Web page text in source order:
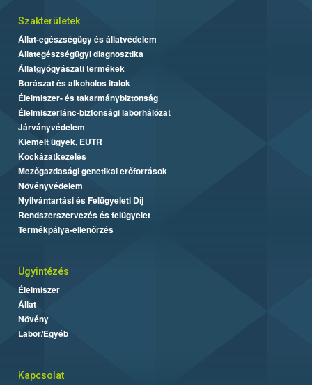
Szakterületek
Állat-egészségügy és állatvédelem
Állategészségügyi diagnosztika
Állatgyógyászati termékek
Borászat és alkoholos italok
Élelmiszer- és takarmánybiztonság
Élelmiszerlánc-biztonsági laborhálózat
Járványvédelem
Kiemelt ügyek, EUTR
Kockázatkezelés
Mezőgazdasági genetikai erőforrások
Növényvédelem
Nyilvántartási és Felügyeleti Díj
Rendszerszervezés és felügyelet
Termékpálya-ellenőrzés
Ügyintézés
Élelmiszer
Állat
Növény
Labor/Egyéb
Kapcsolat